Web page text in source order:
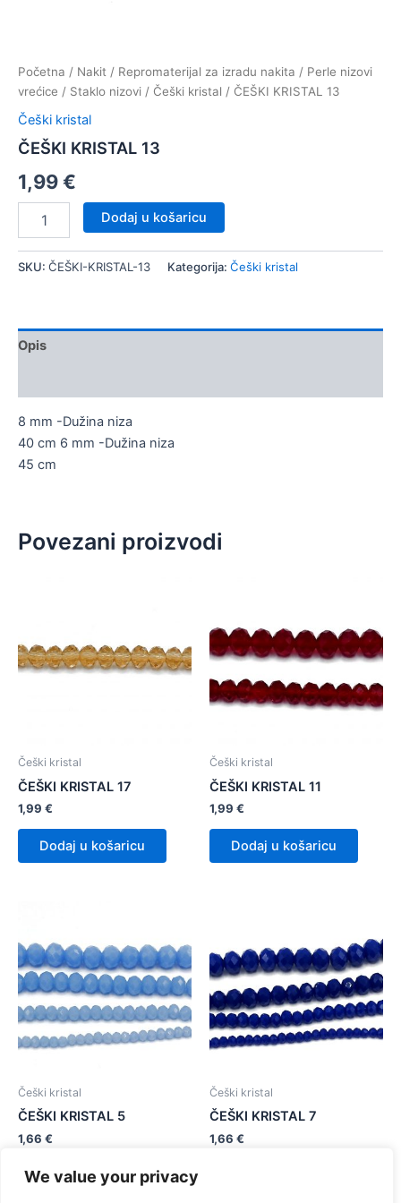
We value your privacy
Početna / Nakit / Repromaterijal za izradu nakita / Perle nizovi
vrećice / Staklo nizovi / Češki kristal / ČEŠKI KRISTAL 13
Češki kristal
ČEŠKI KRISTAL 13
1,99€
KRISTAL
količina
Dodaj u košaricu
SKU: ČEŠKI-KRISTAL-13 Kategorija: Češki kristal
Opis
8 mm -Dužina niza
40 cm 6 mm -Dužina niza
45 cm
Povezani proizvodi
Češki kristal
ČEŠKI KRISTAL 17
1,99 €
Dodaj u košaricu
Češki kristal
ČEŠKI KRISTAL 11
1,99 €
Dodaj u košaricu
Češki kristal
ČEŠKI KRISTAL 5
1,66 €
Dodaj u košaricu
Češki kristal
ČEŠKI KRISTAL 7
1,66 €